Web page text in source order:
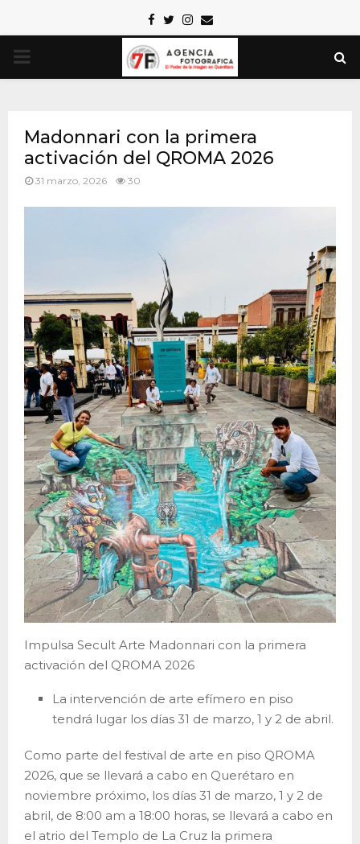
Facebook
TwitterInstagram
Email
PRIMARY
Madonnari con la primera
activación del QROMA 2026
31 marzo, 2026 30
Impulsa Secult Arte Madonnari con la primera
activación del QROMA 2026
La intervención de arte efímero en piso
tendrá lugar los días 31 de marzo, 1 y 2 de abril.
Como parte del festival de arte en piso QROMA
2026, que se llevará a cabo en Querétaro en
noviembre próximo, los días 31 de marzo, 1 y 2 de
abril, de 8:00 am a 18:00 horas, se llevará a cabo en
el atrio del Templo de La Cruz la primera